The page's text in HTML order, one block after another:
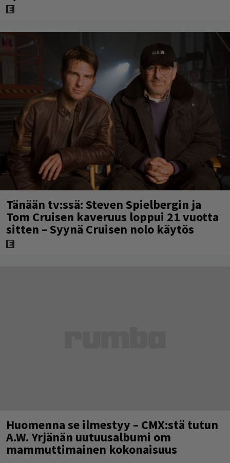
Tänään tv:ssä: Steven Spielbergin ja
Tom Cruisen kaveruus loppui 21 vuotta
sitten – Syynä Cruisen nolo käytös
Huomenna se ilmestyy – CMX:stä tutun
A.W. Yrjänän uutuusalbumi om
mammuttimainen kokonaisuus